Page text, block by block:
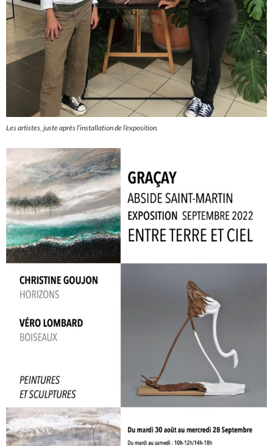
Les artistes, juste après l’installation de l’exposition.